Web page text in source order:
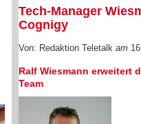
Tech-Manager
Cognigy
Von: Redaktion Teletalk am
Ralf Wiesmann erweitert
Team